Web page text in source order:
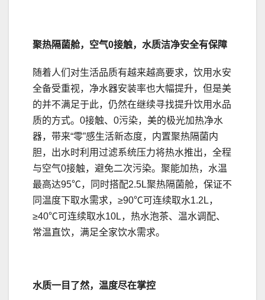
聚热隔菌舱，空气0接触，水质洁净安全有保障
随着人们对生活品质有越来越高要求，饮用水安
全备受重视，净水器安装率也大幅提升，但是美
的并不满足于此，仍然在继续寻找提升饮用水品
质的方式。0接触、0污染，美的极光加热净水
器，带来“零”感生活新态度，内置聚热隔菌内
胆，出水时利用过滤系统压力将热水推出，全程
与空气0接触，避免二次污染。聚能加热，水温
最高达95℃，同时搭配2.5L聚热隔菌舱，保证不
同温度下取水需求，≥90℃可连续取水1.2L，
≥40℃可连续取水10L，热水泡茶、温水调配、
常温直饮，满足全家饮水需求。
水质一目了然， 温度尽在掌控